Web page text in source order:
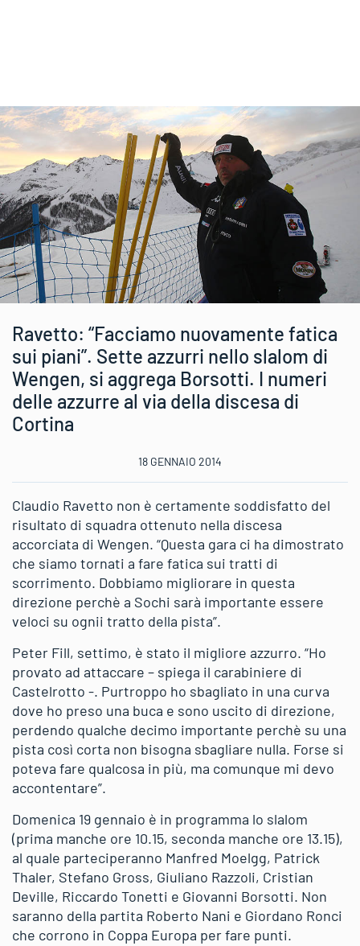
Ravetto: “Facciamo nuovamente fatica
sui piani”. Sette azzurri nello slalom di
Wengen, si aggrega Borsotti. I numeri
delle azzurre al via della discesa di
Cortina
18 GENNAIO 2014
Claudio Ravetto non è certamente soddisfatto del
risultato di squadra ottenuto nella discesa
accorciata di Wengen. “Questa gara ci ha dimostrato
che siamo tornati a fare fatica sui tratti di
scorrimento. Dobbiamo migliorare in questa
direzione perchè a Sochi sarà importante essere
veloci su ognii tratto della pista”.
Peter Fill, settimo, è stato il migliore azzurro. “Ho
provato ad attaccare – spiega il carabiniere di
Castelrotto -. Purtroppo ho sbagliato in una curva
dove ho preso una buca e sono uscito di direzione,
perdendo qualche decimo importante perchè su una
pista così corta non bisogna sbagliare nulla. Forse si
poteva fare qualcosa in più, ma comunque mi devo
accontentare”.
Domenica 19 gennaio è in programma lo slalom
(prima manche ore 10.15, seconda manche ore 13.15),
al quale parteciperanno Manfred Moelgg, Patrick
Thaler, Stefano Gross, Giuliano Razzoli, Cristian
Deville, Riccardo Tonetti e Giovanni Borsotti. Non
saranno della partita Roberto Nani e Giordano Ronci
che corrono in Coppa Europa per fare punti.